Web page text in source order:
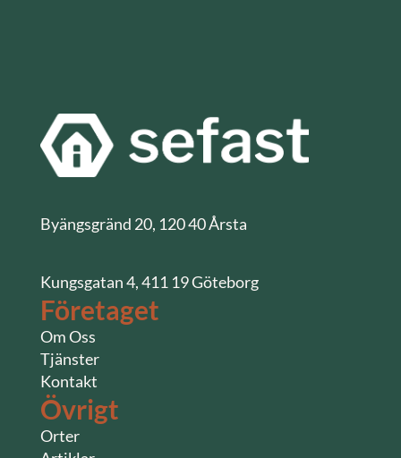
Byängsgränd 20, 120 40 Årsta
Kungsgatan 4, 411 19 Göteborg
Företaget
Om Oss
Tjänster
Kontakt
Övrigt
Orter